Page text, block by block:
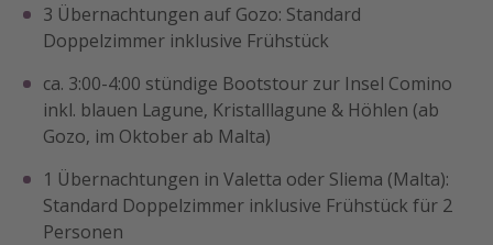
3 Übernachtungen auf Gozo: Standard
Doppelzimmer inklusive Frühstück
ca. 3:00-4:00 stündige Bootstour zur Insel Comino
inkl. blauen Lagune, Kristalllagune & Höhlen (ab
Gozo, im Oktober ab Malta)
1 Übernachtungen in Valetta oder Sliema (Malta):
Standard Doppelzimmer inklusive Frühstück für 2
Personen